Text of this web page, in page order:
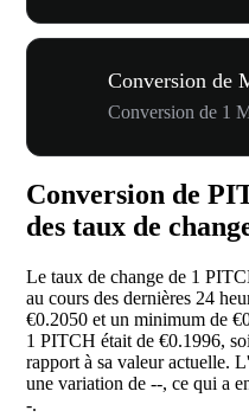
Conversion de
Conversion de 1
Conversion de
des taux de
Le taux de change de 1
au cours des dernières 24
€0.2050 et un minimum de
1 PITCH était de €0.1996,
rapport à sa valeur actuelle.
une variation de --, ce qui a
-.